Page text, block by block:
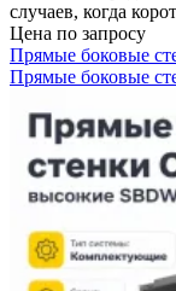
случаев, когда
Цена по запросу
Прямые боковые
Прямые боковые